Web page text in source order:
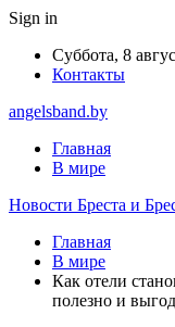
Sign in
Суббота, 8
Контакты
angelsband.by
Главная
В мире
Новости Бреста и
Главная
В мире
Как отели
полезно и